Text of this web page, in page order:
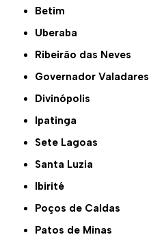
Betim
Uberaba
Ribeirão das Neves
Governador Valadares
Divinópolis
Ipatinga
Sete Lagoas
Santa Luzia
Ibirité
Poços de Caldas
Patos de Minas